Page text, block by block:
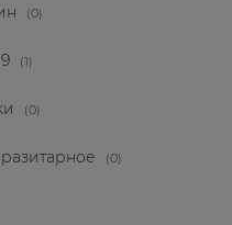
(0)
(1)
(0)
(0)